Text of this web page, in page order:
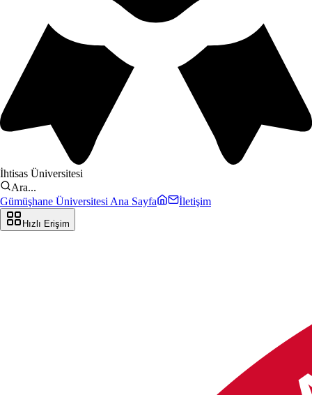
İhtisas Üniversitesi
Ara...
Gümüşhane Üniversitesi Ana Sayfa
İletişim
Hızlı Erişim